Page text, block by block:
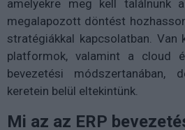
amelyekre meg kell találnunk
megalapozott döntést
stratégiákkal kapcsolatban. Van
platformok, valamint a cloud
bevezetési
keretein belül eltekintünk.
Mi az az ERP